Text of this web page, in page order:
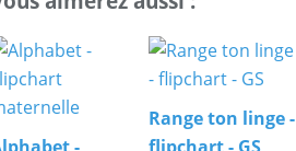
Range ton linge -